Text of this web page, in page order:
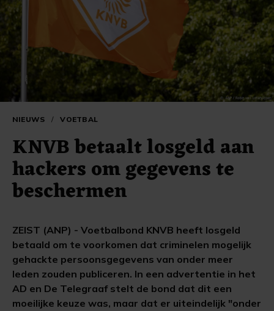
NIEUWS / VOETBAL
KNVB betaalt losgeld aan
hackers om gegevens te
beschermen
ZEIST (ANP) - Voetbalbond KNVB heeft losgeld
betaald om te voorkomen dat criminelen mogelijk
gehackte persoonsgegevens van onder meer
leden zouden publiceren. In een advertentie in het
AD en De Telegraaf stelt de bond dat dit een
moeilijke keuze was, maar dat er uiteindelijk "onder